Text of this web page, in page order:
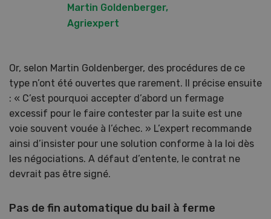
Martin Goldenberger,
Agriexpert
Or, selon Martin Goldenberger, des procédures de ce
type n’ont été ouvertes que rarement. Il précise ensuite
: « C’est pourquoi accepter d’abord un fermage
excessif pour le faire contester par la suite est une
voie souvent vouée à l’échec. » L’expert recommande
ainsi d’insister pour une solution conforme à la loi dès
les négociations. A défaut d’entente, le contrat ne
devrait pas être signé.
Pas de fin automatique du bail à ferme